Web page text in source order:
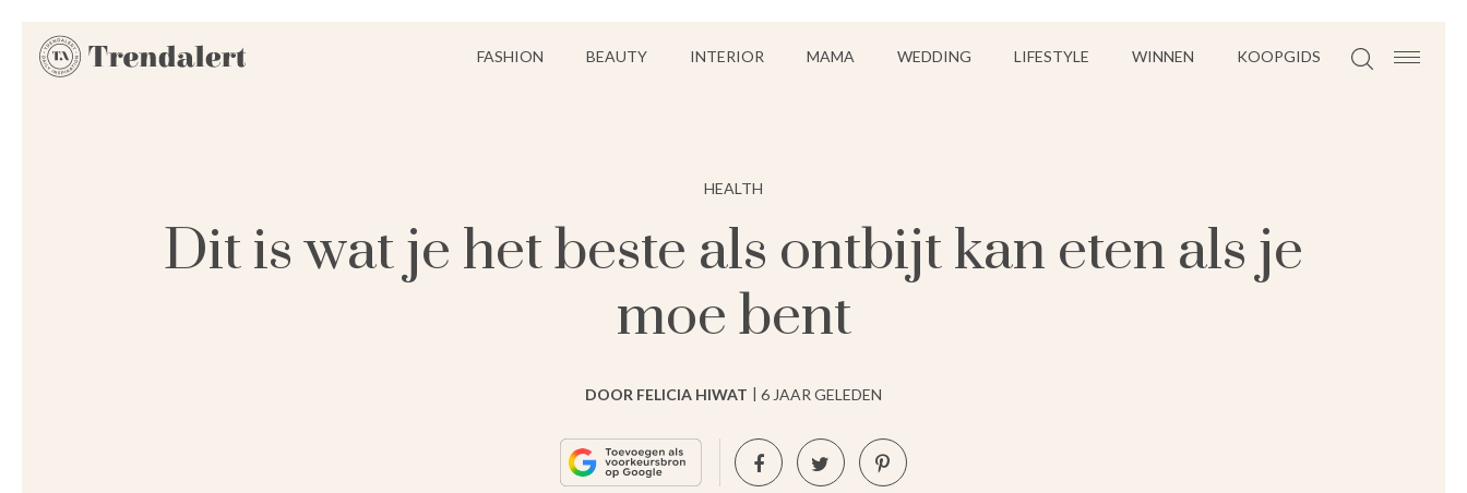
FASHION BEAUTY INTERIOR MAMA WEDDING LIFESTYLE WINNEN KOOPGIDS
HEALTH
Dit is wat je het beste als ontbijt kan eten als je
moe bent
DOOR FELICIA HIWAT 6 JAAR GELEDEN